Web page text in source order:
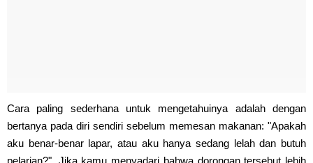
Cara paling sederhana untuk mengetahuinya adalah dengan
bertanya pada diri sendiri sebelum memesan makanan: "Apakah
aku benar-benar lapar, atau aku hanya sedang lelah dan butuh
pelarian?". Jika kamu menyadari bahwa dorongan tersebut lebih